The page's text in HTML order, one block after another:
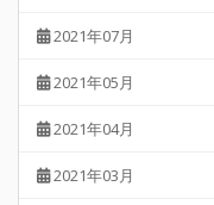
2021年07月
2021年05月
2021年04月
2021年03月